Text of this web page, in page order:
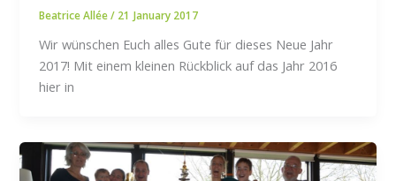
Beatrice Allée/ 21 January 2017
Wir wünschen Euch alles Gute für dieses Neue Jahr
2017! Mit einem kleinen Rückblick auf das Jahr 2016
hier in